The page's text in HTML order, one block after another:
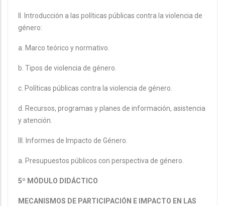
II. Introducción a las políticas públicas contra la violencia de
género:
a. Marco teórico y normativo.
b. Tipos de violencia de género.
c. Políticas públicas contra la violencia de género.
d. Recursos, programas y planes de información, asistencia
y atención.
III. Informes de Impacto de Género.
a. Presupuestos públicos con perspectiva de género.
5º MÓDULO DIDÁCTICO
MECANISMOS DE PARTICIPACIÓN E IMPACTO EN LAS